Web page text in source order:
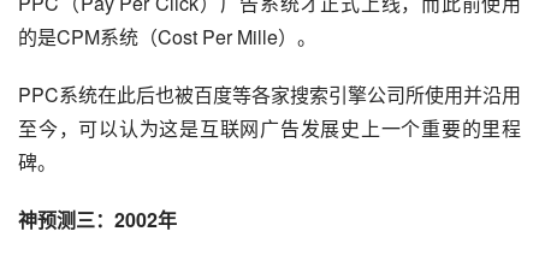
的是CPM系统（Cost Per Mille）。
PPC系统在此后也被百度等各家搜索引擎公司所使用并沿用
至今，可以认为这是互联网广告发展史上一个重要的里程
碑。
神预测三：2002年